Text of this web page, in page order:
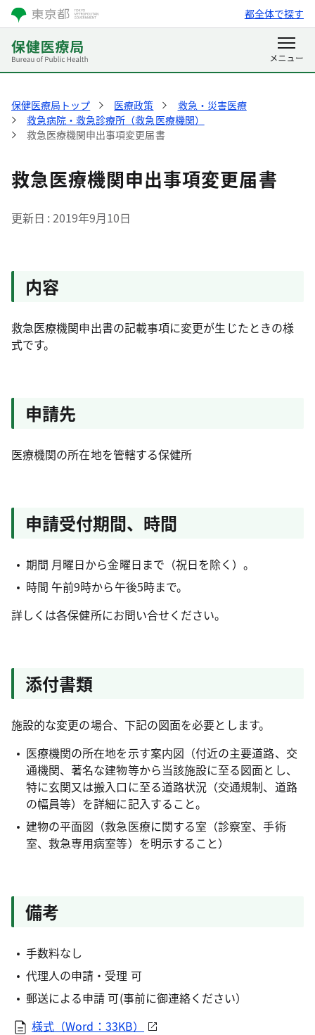
都全体で探す
保健医療局トップ 医療政策
救急・災害医療
救急病院・救急診療所（救急医療機関）
救急医療機関申出事項変更届書
救急医療機関申出事項変更届書
更新日 2019年9月10日
内容
救急医療機関申出書の記載事項に変更が生じたときの様
式です。
申請先
医療機関の所在地を管轄する保健所
申請受付期間、時間
期間 月曜日から金曜日まで（祝日を除く）。
時間 午前9時から午後5時まで。
詳しくは各保健所にお問い合せください。
添付書類
施設的な変更の場合、下記の図面を必要とします。
医療機関の所在地を示す案内図（付近の主要道路、交
通機関、著名な建物等から当該施設に至る図面とし、
特に玄関又は搬入口に至る道路状況（交通規制、道路
の幅員等）を詳細に記入すること。
建物の平面図（救急医療に関する室（診察室、手術
室、救急専用病室等）を明示すること）
備考
手数料なし
代理人の申請・受理 可
郵送による申請 可(事前に御連絡ください）
様式（Word：33KB）